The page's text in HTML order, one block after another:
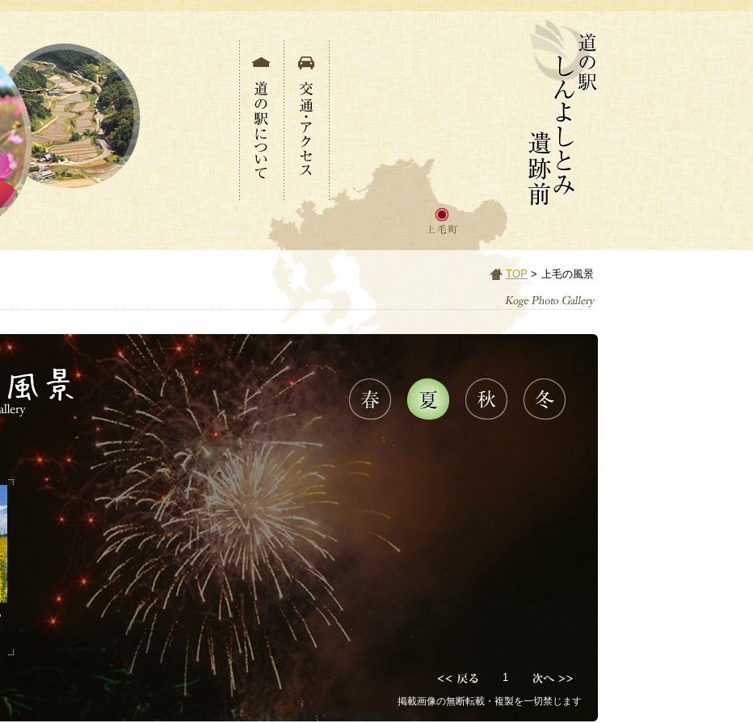
TOP > 上毛の風景
1
掲載画像の無断転載・複製を一切禁じます